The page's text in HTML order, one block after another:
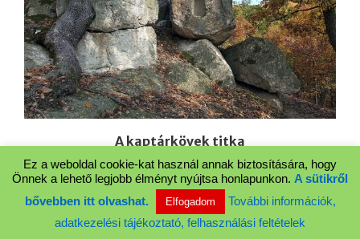
A kaptárkövek titka
2026.04.20.
Ez a weboldal cookie-kat használ annak biztosítására, hogy
Önnek a lehető legjobb élményt nyújtsa honlapunkon. A sütikről
bővebben itt olvashat.
Elfogadom
További információk,
adatkezelési tájékoztató, felhasználási feltételek